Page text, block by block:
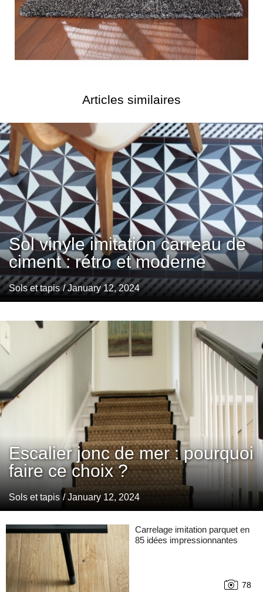
Articles similaires
Sol vinyle imitation carreau de
ciment : rétro et moderne
Sols et tapis / January 12, 2024
Escalier jonc de mer : pourquoi
faire ce choix ?
Sols et tapis / January 12, 2024
Carrelage imitation parquet en
85 idées impressionnantes
78